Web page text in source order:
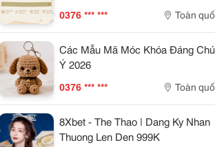
0376 *** *** Toàn
Các Mẫu Mã Móc Khóa Đáng Chú
Ý 2026
0376 *** *** Toàn
8Xbet - The Thao | Dang Ky Nhan
Thuong Len Den 999K